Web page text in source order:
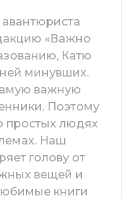
«Важно
Катю
минувших.
важную
Поэтому
простых людях
Наш
голову от
вещей и
книги